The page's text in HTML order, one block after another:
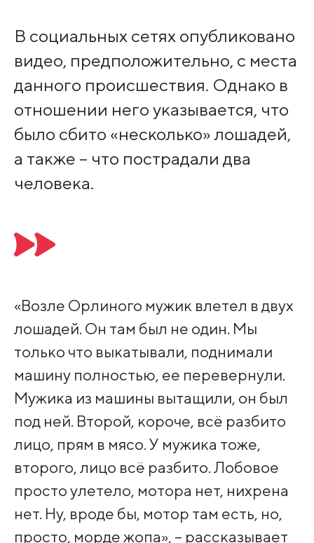
В социальных сетях опубликовано
видео, предположительно, с места
данного происшествия. Однако в
отношении него указывается, что
было сбито «несколько» лошадей,
а также – что пострадали два
человека.
«Возле Орлиного мужик влетел в двух
лошадей. Он там был не один. Мы
только что выкатывали, поднимали
машину полностью, ее перевернули.
Мужика из машины вытащили, он был
под ней. Второй, короче, всё разбито
лицо, прям в мясо. У мужика тоже,
второго, лицо всё разбито. Лобовое
просто улетело, мотора нет, нихрена
нет. Ну, вроде бы, мотор там есть, но,
просто, морде жопа», – рассказывает